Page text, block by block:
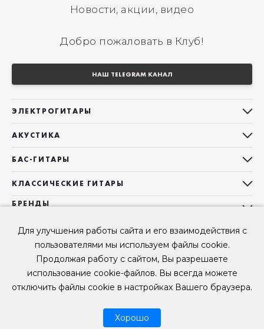
Для улучшения работы сайта и его взаимодействия с
пользователями мы используем файлы cookie.
Продолжая работу с сайтом, Вы разрешаете
использование cookie-файлов. Вы всегда можете
отключить файлы cookie в настройках Вашего браузера.
Хорошо
Новости, акции, видео
Добро пожаловать в Клуб!
НАШ TELEGRAM КАНАЛ
ЭЛЕКТРОГИТАРЫ
Telecaster
Les Paul
Superstrat
АКУСТИКА
Фолки (ОМ, 000, 00)
Гранд Аудиториум
Б/У, уцененные гитары
БАС-ГИТАРЫ
Precision Bass
Б/У, уцененные гитары
КЛАССИЧЕСКИЕ ГИТАРЫ
Все классические гитары
Б/У, уцененные гитары
БРЕНДЫ
Sigma Guitars
Enya Guitars
Fender
Gibson
Контакты
Мы в Telegram
Мы в ВК
Мы в YouTube